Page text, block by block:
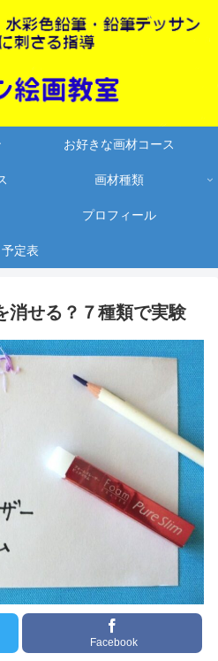
お好きな画材コース
画材種類
プロフィール
予定表
消せる？７種類で実験
Facebook